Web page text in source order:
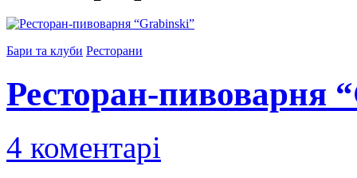
Бари та клуби Ресторани
Ресторан-пивоварня
4 коментарі